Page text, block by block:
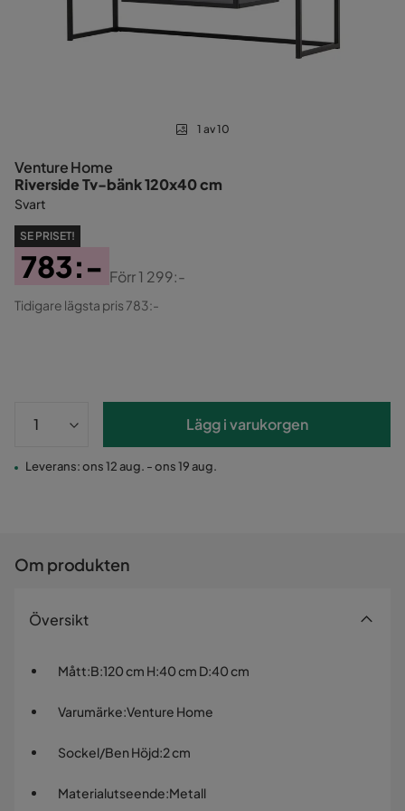
1 av 10
Venture Home
Riverside Tv-bänk 120x40 cm
Svart
SE PRISET!
Pris
783:-
Original
Förr1 299:-
Tidigare lägsta pris 783:-
Lägg i varukorgen
Leverans: ons 12 aug. - ons 19 aug.
Om produkten
Översikt
Mått:B:120 cm H:40 cm D:40 cm
Varumärke:Venture Home
Sockel/Ben Höjd:2 cm
Materialutseende:Metall